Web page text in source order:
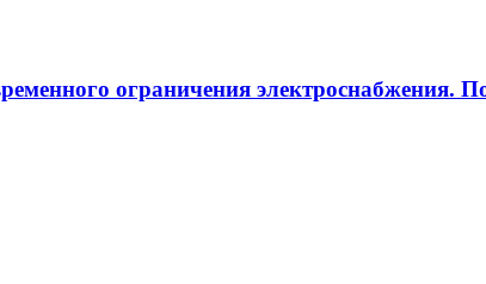
ограничения электроснабжения.